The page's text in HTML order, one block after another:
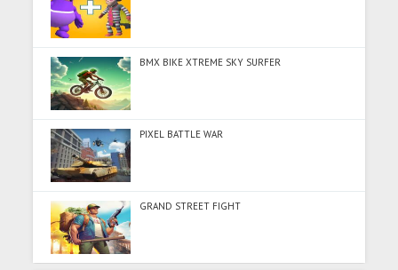
BMX BIKE XTREME SKY SURFER
PIXEL BATTLE WAR
GRAND STREET FIGHT